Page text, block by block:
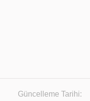
Güncelleme Tarihi: